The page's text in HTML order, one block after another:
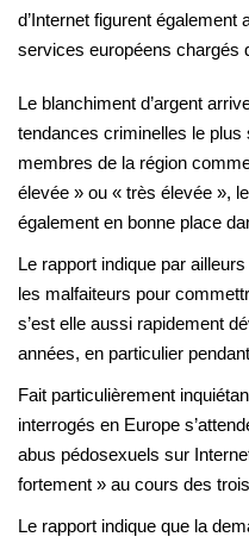
d’Internet figurent
services européens chargés
Le blanchiment d’argent
tendances criminelles le
membres de la région
élevée » ou « très élevée »,
également en bonne place
Le rapport indique par ailleurs
les malfaiteurs pour
s’est elle aussi rapidement
années, en particulier
Fait particulièrement
interrogés en Europe
abus pédosexuels sur
fortement » au cours des
Le rapport indique que la